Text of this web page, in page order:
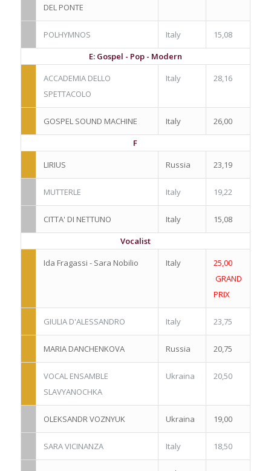
DEL PONTE
POLHYMNOS Italy
15,08
E: Gospel - Pop - Modern
ACCADEMIA DELLO
SPETTACOLO
Italy 28,16
GOSPEL SOUND MACHINE Italy
26,00
F
LIRIUS
Russia 23,19
MUTTERLE Italy 19,22
CITTA' DI NETTUNO Italy
15,08
Vocalist
Ida Fragassi - Sara Nobilio
Italy
25,00
GRAND
PRIX
GIULIA D'ALESSANDRO Italy 23,75
MARIA DANCHENKOVA Russia 20,75
VOCAL ENSAMBLE
SLAVYANOCHKA
Ukraina 20,50
OLEKSANDR VOZNYUK Ukraina 19,00
SARA VICINANZA Italy 18,50